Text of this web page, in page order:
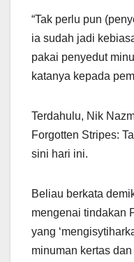
“Tak perlu pun
ia sudah jadi
pakai penyedut
katanya kepada
Terdahulu, Nik
Forgotten Stripes:
sini hari ini.
Beliau berkata
mengenai tindakan
yang
minuman kertas